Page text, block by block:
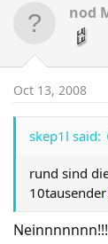
nod
Oct 13, 2008
skep1l said:
rund sind
10tausender